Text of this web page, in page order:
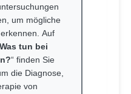
um mögliche
Auf
Was tun bei
“ finden Sie
die Diagnose,
von